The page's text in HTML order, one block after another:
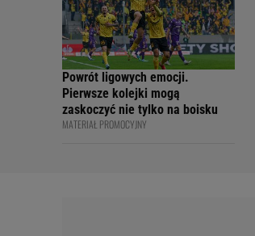
Powrót ligowych emocji.
Pierwsze kolejki mogą
zaskoczyć nie tylko na boisku
MATERIAŁ PROMOCYJNY